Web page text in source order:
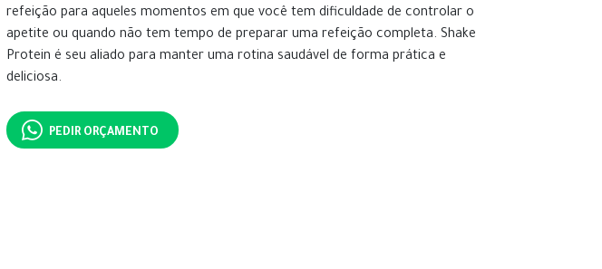
refeição para aqueles momentos em que você tem dificuldade de controlar o
apetite ou quando não tem tempo de preparar uma refeição completa. Shake
Protein é seu aliado para manter uma rotina saudável de forma prática e
deliciosa.
PEDIR ORÇAMENTO